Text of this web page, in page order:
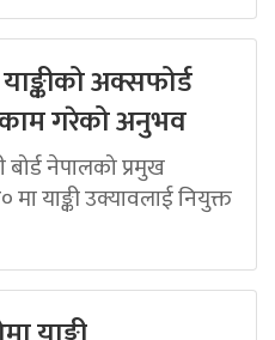
अक्सफोर्ड
गरेको अनुभव
नेपालको प्रमुख
याङ्की उक्यावलाई नियुक्त